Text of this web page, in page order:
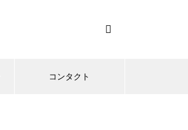
コンタクト